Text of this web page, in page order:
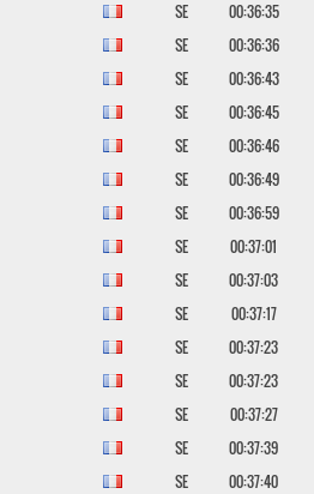
SE
00:36:35
SE
00:36:36
SE
00:36:43
SE
00:36:45
SE
00:36:46
SE
00:36:49
SE
00:36:59
SE
00:37:01
SE
00:37:03
SE
00:37:17
SE
00:37:23
SE
00:37:23
SE
00:37:27
SE
00:37:39
SE 00:37:40